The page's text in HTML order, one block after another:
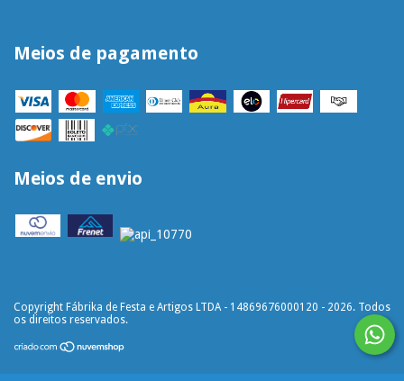
Meios de pagamento
Meios de envio
Copyright Fábrika de Festa e Artigos LTDA - 14869676000120 - 2026. Todos
os direitos reservados.